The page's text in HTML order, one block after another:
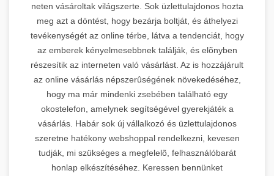
neten vásároltak világszerte. Sok üzlettulajdonos hozta
meg azt a döntést, hogy bezárja boltját, és áthelyezi
tevékenységét az online térbe, látva a tendenciát, hogy
az emberek kényelmesebbnek találják, és elõnyben
részesítik az interneten való vásárlást. Az is hozzájárult
az online vásárlás népszerûségének növekedéséhez,
hogy ma már mindenki zsebében található egy
okostelefon, amelynek segítségével gyerekjáték a
vásárlás. Habár sok új vállalkozó és üzlettulajdonos
szeretne hatékony webshoppal rendelkezni, kevesen
tudják, mi szükséges a megfelelõ, felhasználóbarát
honlap elkészítéséhez. Keressen bennünket